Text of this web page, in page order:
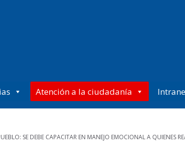
Atención a la ciudadanía
SE DEBE CAPACITAR EN MANEJO EMOCIONAL A QUIENES